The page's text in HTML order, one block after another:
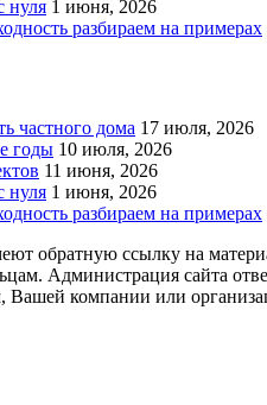
нуля 1 июня, 2026
разбираем на примерах
частного дома 17 июля, 2026
годы 10 июля, 2026
11 июня, 2026
нуля 1 июня, 2026
разбираем на примерах
обратную ссылку на
Администрация сайта
компании или